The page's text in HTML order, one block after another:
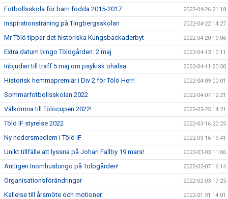
Fotbollsskola för barn födda 2015-2017 2022-04-26 21:18
Inspirationsträning på Tingbergsskolan 2022-04-22 14:27
Mr Tölö tippar det historiska Kungsbackaderbyt 2022-04-20 19:06
Extra datum bingo Tölögården: 2 maj 2022-04-13 10:11
Inbjudan till träff 5 maj om psykisk ohälsa 2022-04-11 20:50
Historisk hemmapremiär i Div 2 för Tölö Herr! 2022-04-09 00:01
Sommarfotbollsskolan 2022 2022-04-07 12:21
Välkomna till Tölöcupen 2022! 2022-03-25 14:21
Tölö IF styrelse 2022 2022-03-16 20:25
Ny hedersmedlem i Tölö IF 2022-03-16 19:41
Unikt tillfälle att lyssna på Johan Fallby 19 mars! 2022-03-03 11:06
Äntligen Inomhusbingo på Tölögården! 2022-02-07 16:14
Organisationsförändringar 2022-02-03 17:25
Kallelse till årsmöte och motioner 2022-01-31 14:01